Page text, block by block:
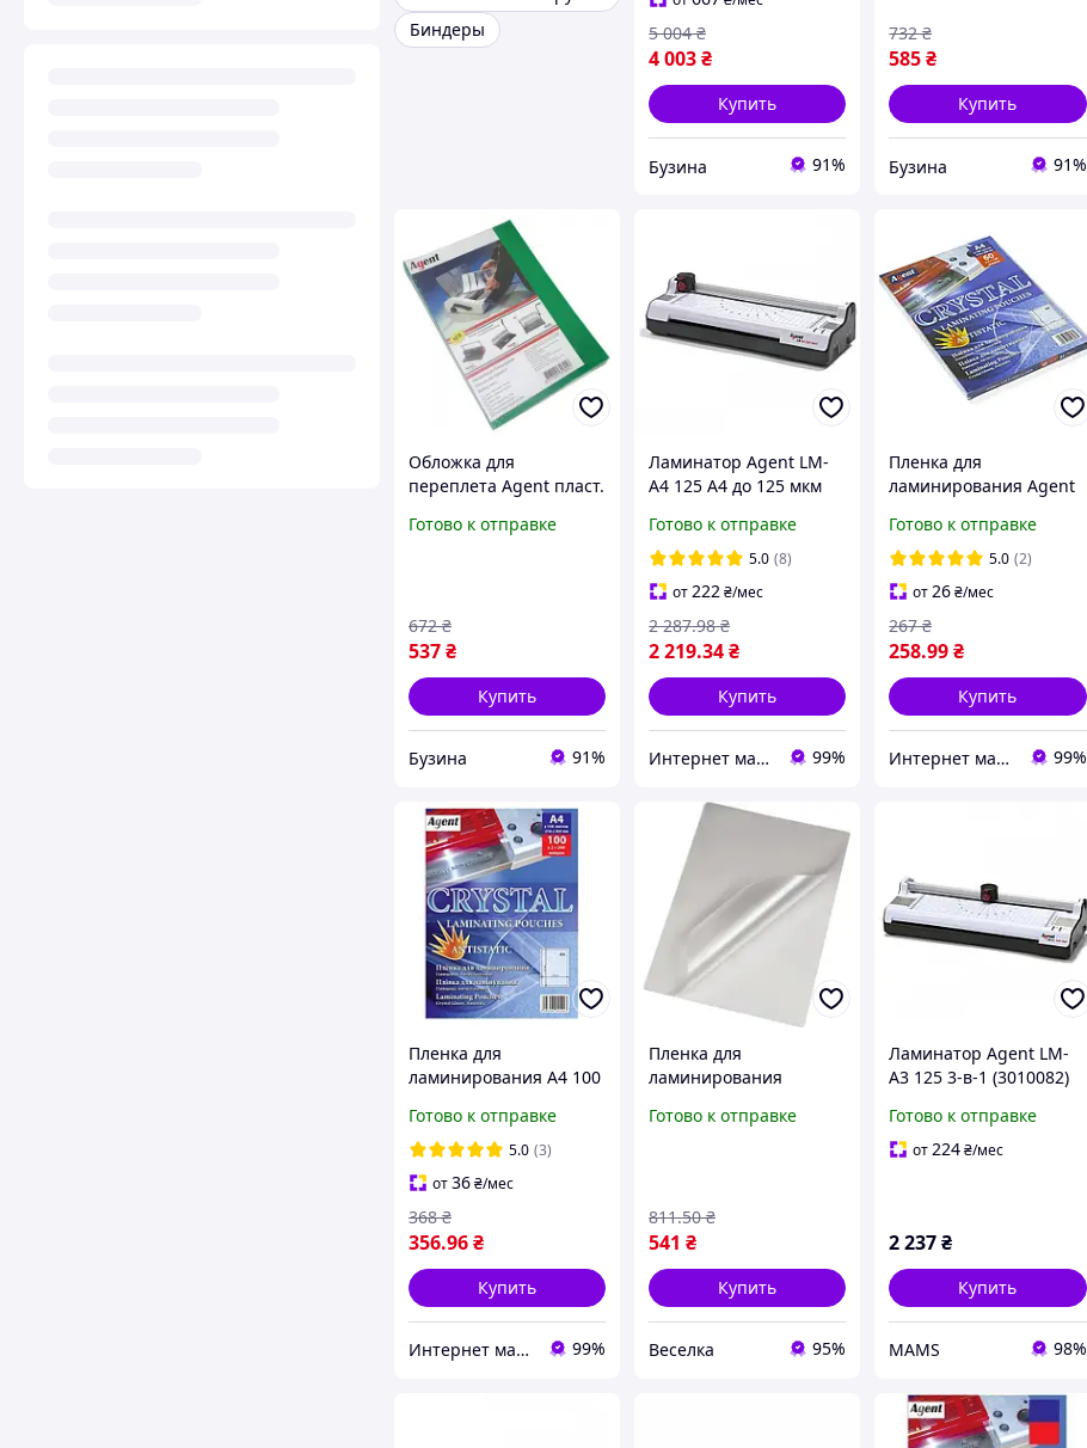
Биндеры
4 003₴
5 004 ₴
Купить
Бузина 91%
585₴
732 ₴
Купить
Бузина 91%
Обложка для
переплета Agent пласт.
1510486 buzyna
Готово к отправке
537₴
672 ₴
Купить
Бузина 91%
Ламинатор Agent LM-
A4 125 A4 до 125 мкм
Готово к отправке
5.0 (8)
от222 ₴/мес
2 219.34₴
2 287.98 ₴
Купить
Интернет магазин ТерЛайн 99%
Пленка для
ламинирования Agent
л. Antistatic, глянцевая
Пленка
ламинационная
3140006
Готово к отправке
5.0 (2)
от26₴/мес
258.99₴
267 ₴
Купить
Интернет магазин ТерЛайн 99%
Пленка для
ламинирования А4 100
Crystal Antistatic
глянцевая Пленка
ламинационная
3140021
Готово к отправке
5.0 (3)
от36₴/мес
356.96₴
368 ₴
Купить
Интернет магазин ТерЛайн 99%
Пленка для
ламинирования
для защиты
Готово к отправке
541 ₴
811.50 ₴
Купить
Веселка 95%
Ламинатор Agent LM-
A3 125 3-в-1 (3010082)
Готово к отправке
от224₴/мес
2 237₴
Купить
MAMS 98%